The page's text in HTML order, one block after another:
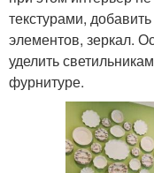
текстурами,
элементов, зеркал.
уделить
фурнитуре.